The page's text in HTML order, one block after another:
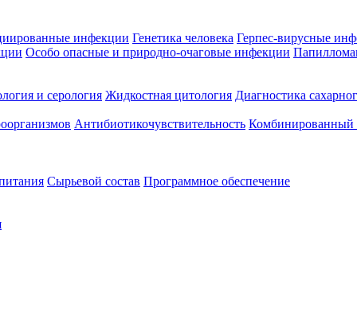
инфекции Генетика человека Герпес-вирусные
Особо опасные и природно-очаговые инфекции
и серология Жидкостная цитология Диагностика
Антибиотикочувствительность Комбинированный
Сырьевой состав Программное обеспечение